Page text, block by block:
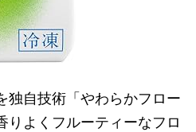
独自技術「やわらかフロー
りよくフルーティーなフロ